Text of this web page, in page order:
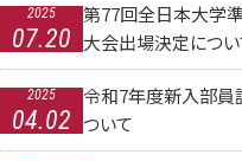
2025
07.20
第77回全日本大学
大会出場決定につ
2025
04.02
令和7年度新入部員
ついて